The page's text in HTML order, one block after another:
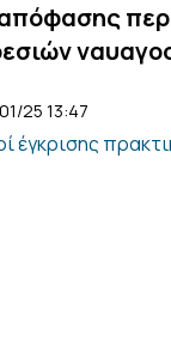
25 13:47